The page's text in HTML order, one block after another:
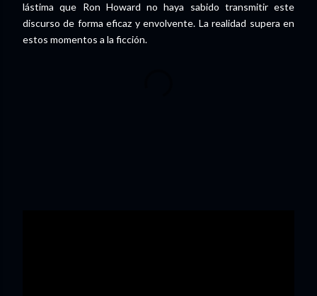
lástima que Ron Howard no haya sabido transmitir este
discurso de forma eficaz y envolvente. La realidad supera en
estos momentos a la ficción.